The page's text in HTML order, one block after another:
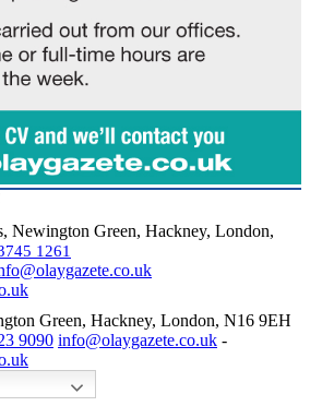
Newington Green, Hackney, London,
1261
Green, Hackney, London, N16 9EH
9090 info@olaygazete.co.uk -